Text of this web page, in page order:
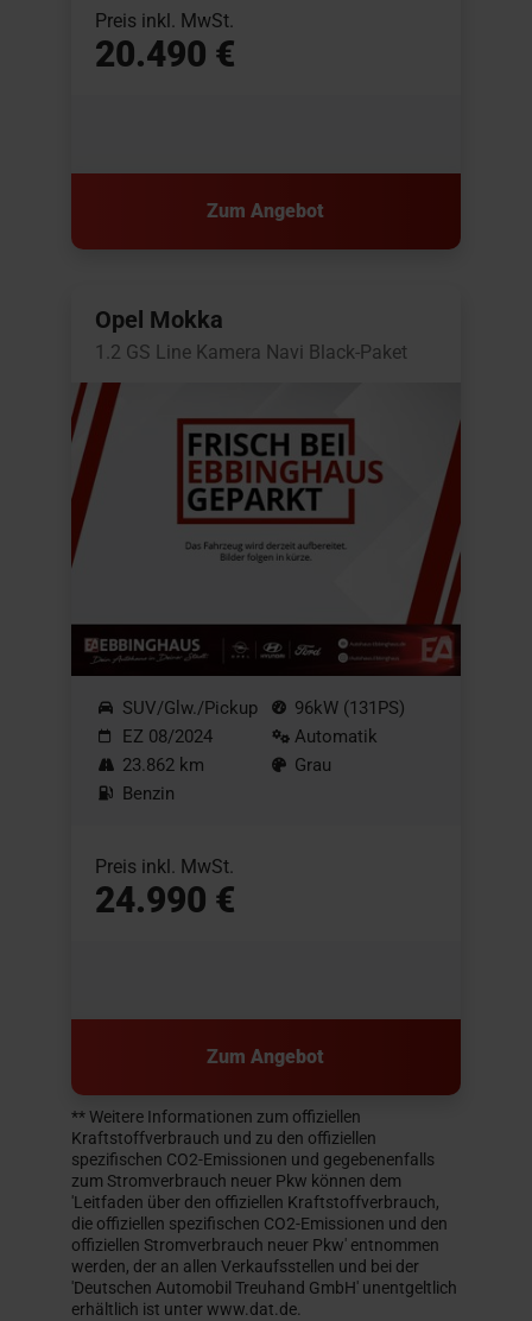
Preis inkl. MwSt.
20.490 €
Zum Angebot
Opel Mokka
1.2 GS Line Kamera Navi Black-Paket
SUV/Glw./Pickup
EZ 08/2024
23.862 km
Benzin
96kW (131PS)
Automatik
Grau
Preis inkl. MwSt.
24.990 €
Zum Angebot
** Weitere Informationen zum offiziellen
Kraftstoffverbrauch und zu den offiziellen
spezifischen CO2-Emissionen und gegebenenfalls
zum Stromverbrauch neuer Pkw können dem
'Leitfaden über den offiziellen Kraftstoffverbrauch,
die offiziellen spezifischen CO2-Emissionen und den
offiziellen Stromverbrauch neuer Pkw' entnommen
werden, der an allen Verkaufsstellen und bei der
'Deutschen Automobil Treuhand GmbH' unentgeltlich
erhältlich ist unter www.dat.de.